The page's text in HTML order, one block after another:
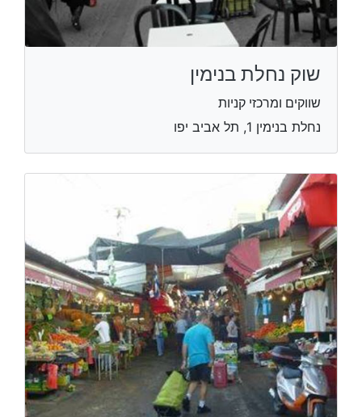
שוק נחלת בנימין
שווקים ומרכזי קניות
נחלת בנימין 1, תל אביב יפו